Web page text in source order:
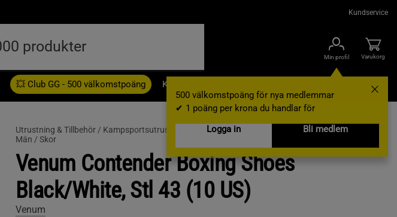
Kundservice
Min profil
500 välkomstpoäng för nya medlemmar
✔ 1 poäng per krona du handlar för
Logga in
Bli medlem
Varukorg
💥 Club GG - 500 välkomstpoäng Kampanjer
Utrustning & Tillbehör / Kampsportsutrustning / Kampsportskläder /
Kampsportskläder
Män / Skor
Venum Contender Boxing Shoes
Black/White, Stl 43 (10 US)
Venum